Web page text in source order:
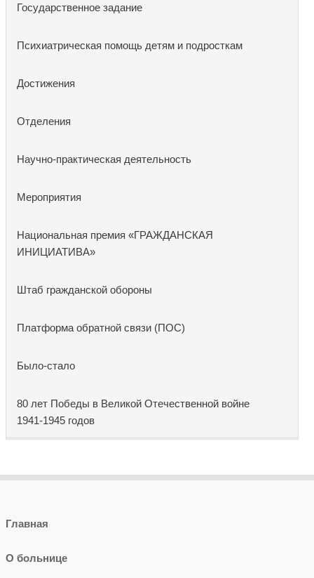
Государственное задание
Психиатрическая помощь детям и подросткам
Достижения
Отделения
Научно-практическая деятельность
Мероприятия
Национальная премия «ГРАЖДАНСКАЯ
ИНИЦИАТИВА»
Штаб гражданской обороны
Платформа обратной связи (ПОС)
Было-стало
80 лет Победы в Великой Отечественной войне
1941-1945 годов
Главная
О больнице